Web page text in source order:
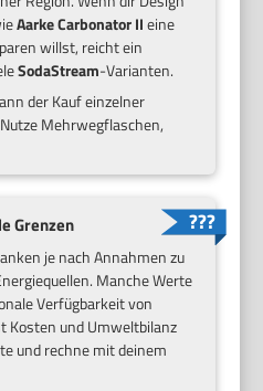
Aarke Carbonator IIeine
willst, reicht ein
SodaStream-Varianten.
der Kauf einzelner
Mehrwegflaschen,
Grenzen
je nach Annahmen zu
Manche Werte
Verfügbarkeit von
Kosten und Umweltbilanz
und rechne mit deinem